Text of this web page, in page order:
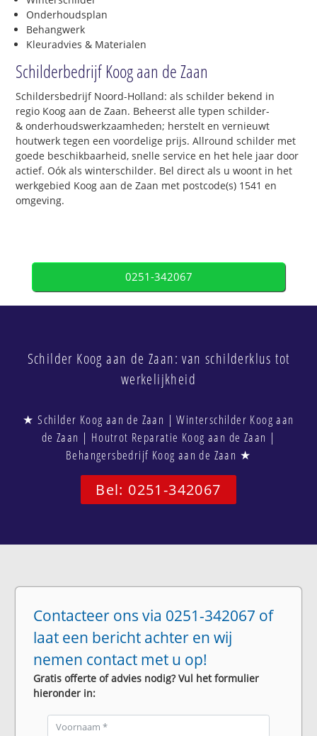
Onderhoudsplan
Behangwerk
Kleuradvies & Materialen
Schilderbedrijf Koog aan de Zaan
Schildersbedrijf Noord-Holland: als schilder bekend in
regio Koog aan de Zaan. Beheerst alle typen schilder-
& onderhoudswerkzaamheden; herstelt en vernieuwt
houtwerk tegen een voordelige prijs. Allround schilder met
goede beschikbaarheid, snelle service en het hele jaar door
actief. Oók als winterschilder. Bel direct als u woont in het
werkgebied Koog aan de Zaan met postcode(s) 1541 en
omgeving.
0251-342067
Schilder Koog aan de Zaan: van schilderklus tot
werkelijkheid
★ Schilder Koog aan de Zaan | Winterschilder Koog aan
de Zaan | Houtrot Reparatie Koog aan de Zaan |
Behangersbedrijf Koog aan de Zaan ★
Bel: 0251-342067
Contacteer ons via 0251-342067 of
laat een bericht achter en wij
nemen contact met u op!
Gratis offerte of advies nodig? Vul het formulier
hieronder in: